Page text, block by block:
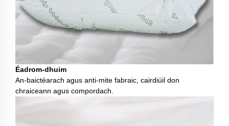
Éadrom-dhuim
An-baictéarach agus anti-mite fabraic, cairdiúil don
chraiceann agus compordach.